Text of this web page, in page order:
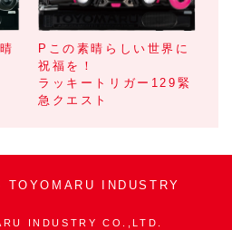
Pこの素晴らしい世界に
祝福を！
ラッキートリガー129緊
急クエスト
TOYOMARU INDUSTRY
INDUSTRY CO.,LTD.